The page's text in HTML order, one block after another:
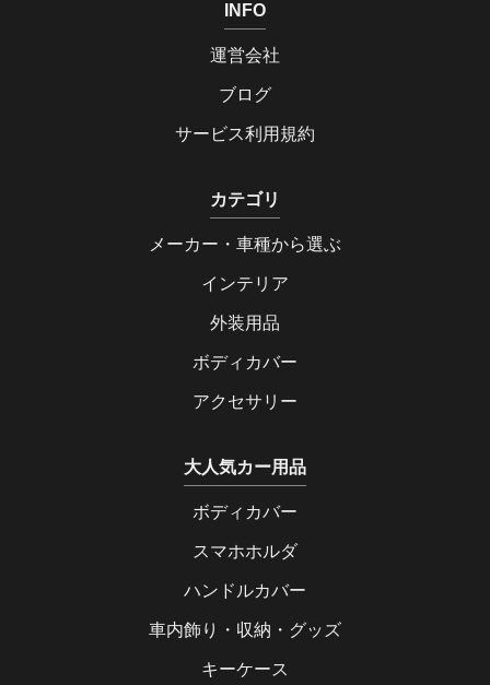
INFO
運営会社
ブログ
サービス利用規約
カテゴリ
メーカー・車種から選ぶ
インテリア
外装用品
ボディカバー
アクセサリー
大人気カー用品
ボディカバー
スマホホルダ
ハンドルカバー
車内飾り・収納・グッズ
キーケース